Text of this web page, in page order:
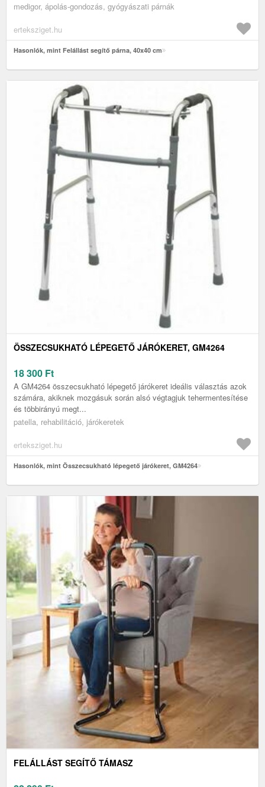
medigor, ápolás-gondozás, gyógyászati párnák
erteksziget.hu
Hasonlók, mint Felállást segítő párna, 40x40 cm
ÖSSZECSUKHATÓ LÉPEGETŐ JÁRÓKERET, GM4264
18 300 Ft
A GM4264 összecsukható lépegető járókeret ideális választás azok
számára, akiknek mozgásuk során alsó végtagjuk tehermentesítése
és többirányú megt...
patella, rehabilitáció, járókeretek
erteksziget.hu
Hasonlók, mint Összecsukható lépegető járókeret, GM4264
FELÁLLÁST SEGÍTŐ TÁMASZ